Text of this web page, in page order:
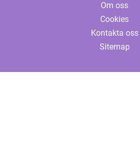
Om oss
Cookies
Kontakta oss
Sitemap